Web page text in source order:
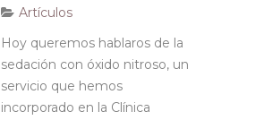
Artículos
Hoy queremos hablaros de la
sedación con óxido nitroso, un
servicio que hemos
incorporado en la Clínica